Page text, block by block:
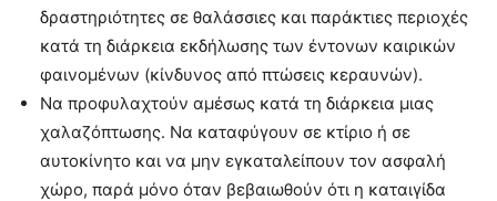
δραστηριότητες σε θαλάσσιες και παράκτιες περιοχές
κατά τη διάρκεια εκδήλωσης των έντονων καιρικών
φαινομένων (κίνδυνος από πτώσεις κεραυνών).
Να προφυλαχτούν αμέσως κατά τη διάρκεια μιας
χαλαζόπτωσης. Να καταφύγουν σε κτίριο ή σε
αυτοκίνητο και να μην εγκαταλείπουν τον ασφαλή
χώρο, παρά μόνο όταν βεβαιωθούν ότι η καταιγίδα